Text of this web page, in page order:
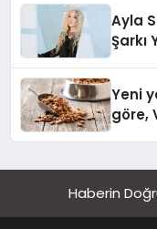
Ayla
Şarkı
Yeni
göre,
Haberin